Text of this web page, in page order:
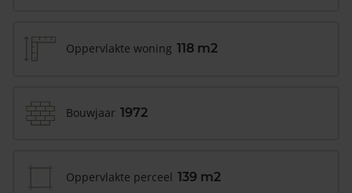
Oppervlakte woning 118 m2
Bouwjaar 1972
Oppervlakte perceel 139 m2